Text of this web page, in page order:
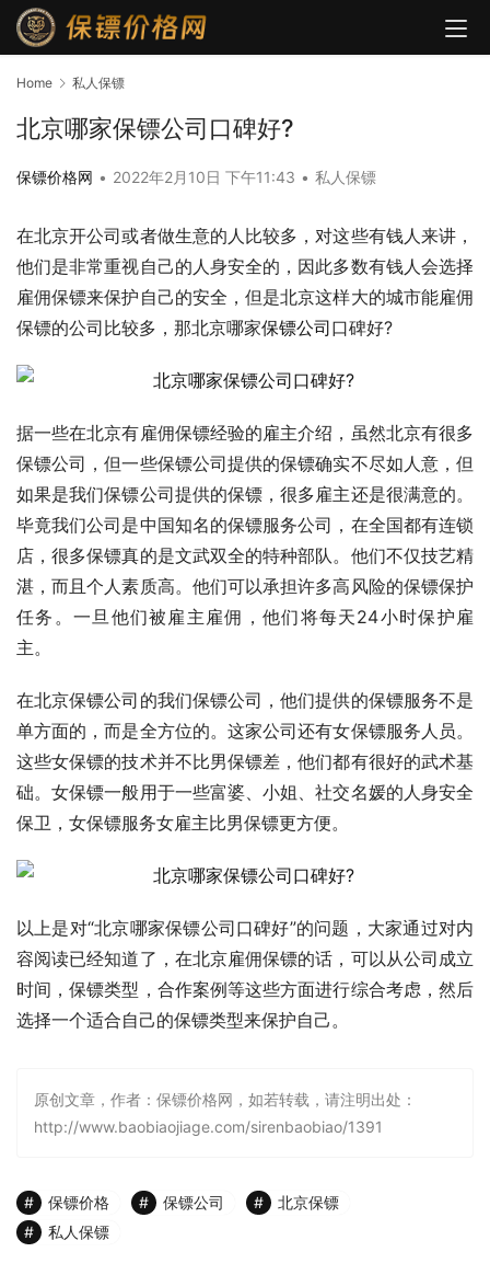
Home 私人保镖
北京哪家保镖公司口碑好?
保镖价格网 • 2022年2月10日 下午11:43 • 私人保镖
在北京开公司或者做生意的人比较多，对这些有钱人来讲，
他们是非常重视自己的人身安全的，因此多数有钱人会选择
雇佣保镖来保护自己的安全，但是北京这样大的城市能雇佣
保镖的公司比较多，那北京哪家保镖公司口碑好?
据一些在北京有雇佣保镖经验的雇主介绍，虽然北京有很多
保镖公司，但一些保镖公司提供的保镖确实不尽如人意，但
如果是我们保镖公司提供的保镖，很多雇主还是很满意的。
毕竟我们公司是中国知名的保镖服务公司，在全国都有连锁
店，很多保镖真的是文武双全的特种部队。他们不仅技艺精
湛，而且个人素质高。他们可以承担许多高风险的保镖保护
任务。一旦他们被雇主雇佣，他们将每天24小时保护雇
主。
在北京保镖公司的我们保镖公司，他们提供的保镖服务不是
单方面的，而是全方位的。这家公司还有女保镖服务人员。
这些女保镖的技术并不比男保镖差，他们都有很好的武术基
础。女保镖一般用于一些富婆、小姐、社交名媛的人身安全
保卫，女保镖服务女雇主比男保镖更方便。
以上是对“北京哪家保镖公司口碑好”的问题，大家通过对内
容阅读已经知道了，在北京雇佣保镖的话，可以从公司成立
时间，保镖类型，合作案例等这些方面进行综合考虑，然后
选择一个适合自己的保镖类型来保护自己。
原创文章，作者：保镖价格网，如若转载，请注明出处：
http://www.baobiaojiage.com/sirenbaobiao/1391
保镖价格 保镖公司
北京保镖
私人保镖